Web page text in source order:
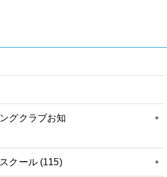
グクラブお知
クール (115)